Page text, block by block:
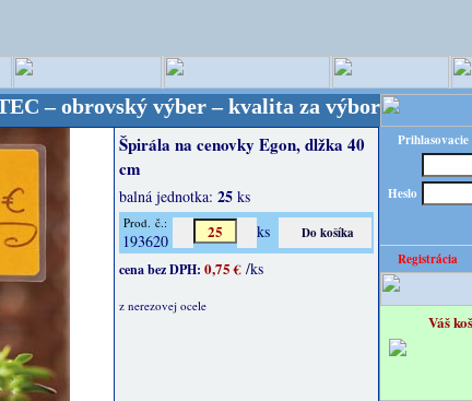
výber – kvalita za výbornú cenu!
Špirála na cenovky Egon, dlžka 40
cm
balná jednotka: 25 ks
Prod. č.:
193620 ks
cena bez DPH: 0,75 € /ks
z nerezovej ocele
Prihlasovacie
Heslo
Registrácia
Váš